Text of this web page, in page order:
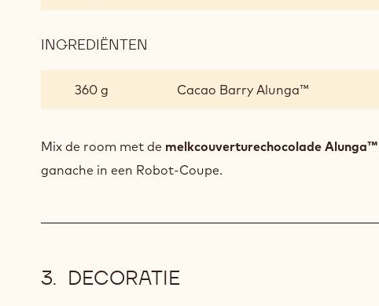
INGREDIËNTEN
GANACHE
360 g Cacao Barry Alunga™
Mix de room met de melkcouverturechocolade Alunga™
ganache in een Robot-Coupe.
DECORATIE